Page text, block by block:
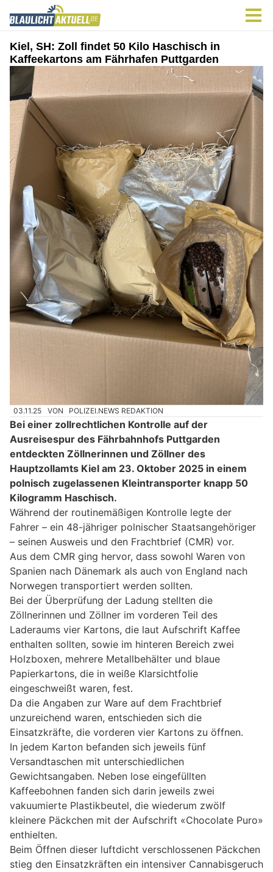
Kiel, SH: Zoll findet 50 Kilo Haschisch in
Kaffeekartons am Fährhafen Puttgarden
03.11.25 VON POLIZEI.NEWS REDAKTION
Bei einer zollrechtlichen Kontrolle auf der
Ausreisespur des Fährbahnhofs Puttgarden
entdeckten Zöllnerinnen und Zöllner des
Hauptzollamts Kiel am 23. Oktober 2025 in einem
polnisch zugelassenen Kleintransporter knapp 50
Kilogramm Haschisch.
Während der routinemäßigen Kontrolle legte der
Fahrer – ein 48-jähriger polnischer Staatsangehöriger
– seinen Ausweis und den Frachtbrief (CMR) vor.
Aus dem CMR ging hervor, dass sowohl Waren von
Spanien nach Dänemark als auch von England nach
Norwegen transportiert werden sollten.
Bei der Überprüfung der Ladung stellten die
Zöllnerinnen und Zöllner im vorderen Teil des
Laderaums vier Kartons, die laut Aufschrift Kaffee
enthalten sollten, sowie im hinteren Bereich zwei
Holzboxen, mehrere Metallbehälter und blaue
Papierkartons, die in weiße Klarsichtfolie
eingeschweißt waren, fest.
Da die Angaben zur Ware auf dem Frachtbrief
unzureichend waren, entschieden sich die
Einsatzkräfte, die vorderen vier Kartons zu öffnen.
In jedem Karton befanden sich jeweils fünf
Versandtaschen mit unterschiedlichen
Gewichtsangaben. Neben lose eingefüllten
Kaffeebohnen fanden sich darin jeweils zwei
vakuumierte Plastikbeutel, die wiederum zwölf
kleinere Päckchen mit der Aufschrift «Chocolate Puro»
enthielten.
Beim Öffnen dieser luftdicht verschlossenen Päckchen
stieg den Einsatzkräften ein intensiver Cannabisgeruch